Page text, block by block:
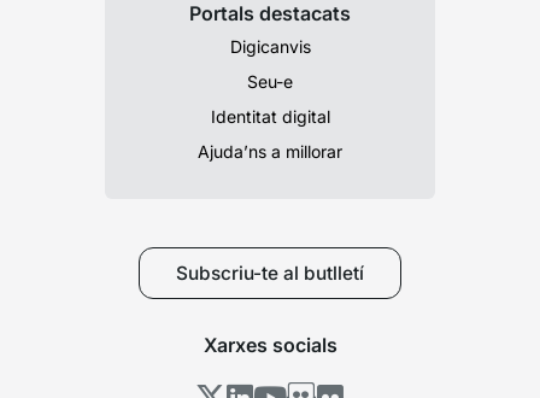
Portals destacats
Digicanvis
Seu-e
Identitat digital
Ajuda’ns a millorar
Subscriu-te al butlletí
Xarxes socials